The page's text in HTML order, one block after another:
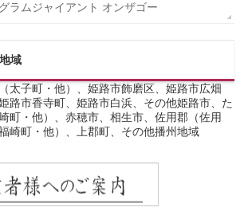
ラムジャイアント オンザゴー
域
太子町・他）、姫路市飾磨区、姫路市広畑
路市香寺町、姫路市白浜、その他姫路市、た
町・他）、赤穂市、相生市、佐用郡（佐用
崎町・他）、上郡町、その他播州地域